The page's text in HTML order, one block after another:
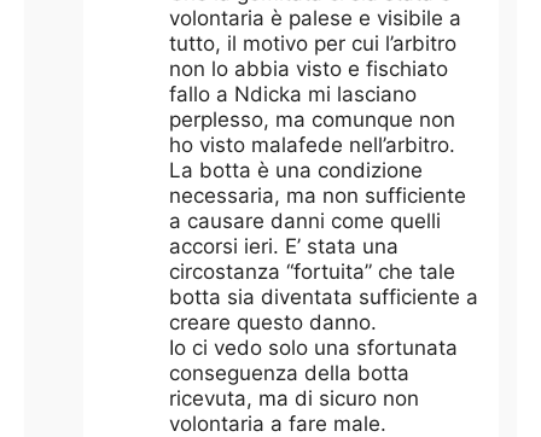
volontaria è palese e visibile a
tutto, il motivo per cui l’arbitro
non lo abbia visto e fischiato
fallo a Ndicka mi lasciano
perplesso, ma comunque non
ho visto malafede nell’arbitro.
La botta è una condizione
necessaria, ma non sufficiente
a causare danni come quelli
accorsi ieri. E’ stata una
circostanza “fortuita” che tale
botta sia diventata sufficiente a
creare questo danno.
Io ci vedo solo una sfortunata
conseguenza della botta
ricevuta, ma di sicuro non
volontaria a fare male.